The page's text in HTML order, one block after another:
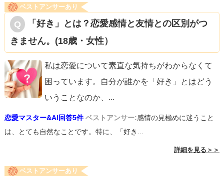
ベストアンサーあり
「好き」とは？恋愛感情と友情との区別がつ
きません。(18歳・女性）
私は恋愛について素直な気持ちがわからなくて
困っています。自分が誰かを「好き」とはどう
いうことなのか、 ...
恋愛マスター&AI回答5件 ベストアンサー:感情の見極めに迷うこと
は、とても自然なことです。特に、「好き...
詳細を見る＞＞
ベストアンサーあり